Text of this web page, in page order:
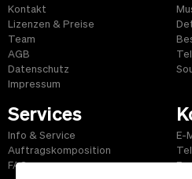
Kontakt
Lizenzen & Preise
Team
AGB
Datenschutz
Impressum
Services
Info & Service
Auftragskomposition
FAQ
E-